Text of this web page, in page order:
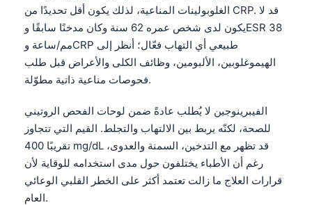
الغلوبولينات المناعية، لذلك يكون أقل تحديدًا من CRP. قد لا
يكون لدى شخص عمره 62 سنة وكان مدخنًا سابقًا وESR 38
مم/ساعة وCRP طبيعي أي التهاب فعّال؛ أنظر إلى
الهيموغلوبين، الألبومين، وظائف الكلى والأعراض قبل طلب
فحوصات مناعية ذاتية مطوّلة.
الفيبرينوجين لا يُطلب عادةً ضمن لوحات الفحص الروتيني
للصحة، لكنّه يربط بين الالتهاب والتجلط. القيم التي تتجاوز
تقريبًا 400 mg/dL قد تظهر مع التدخين، السمنة والعدوى،
رغم أن الأطباء يختلفون حول مدى استخدامه للوقاية لأن
قرارات العلاج ما زالت تعتمد أكثر على الخطر القلبي الوعائي
العام.